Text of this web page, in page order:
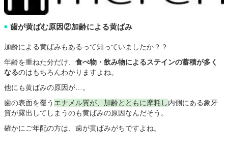
■ 歯が黄ばむ原因②加齢による黄ばみ
加齢による黄ばみもあるって知っていましたか？？
年齢を重ねた分だけ、 食べ物・飲み物によるステインの蓄積が多く
なるのはもちろんわかりますよね。
他にも黄ばみの原因が…。
歯の表面を覆う エナメル質が、加齢とともに摩耗し内側にある象牙
質が露出してしまうのも黄ばみの原因なんだそう。
確かにご年配の方は、歯が黄ばみがちですよね。